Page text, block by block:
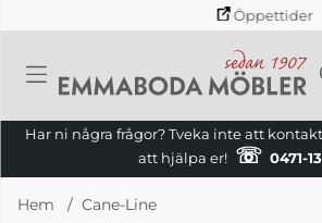
Öppettider
Har ni några frågor? Tveka inte att
att hjälpa er! ☏ 0471-
Hem Cane-Line